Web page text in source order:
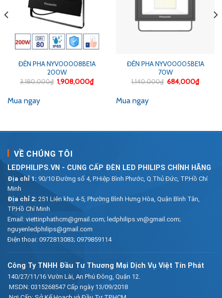
ĐÈN PHA NYV00008BE1A
200W
3,180,000₫ Giá
gốc
1,908,000₫Giá
hiện
Mua ngay
ĐÈN PHA NYV00005BE1A
70W
1,140,000₫ Giá
684,000₫Giá
hiện
Mua ngay
VỀ CHÚNG TÔI
LEDPHILIPS.VN - CUNG CẤP ĐÈN LED PHILIPS CHÍNH HÃNG
Địa chỉ 1: 90/10 Đường số 4, P.Hiệp Bình Phước, Q.Thủ Đức, TP.Hồ Chí
Minh
Địa chỉ 2: 251 Liên khu 4-5, Phường Bình Hưng Hòa, Quận Bình Tân,
TP.Hồ Chí Minh
Email: viettinphathcm@gmail.com; ledphilips.vn@gmail.com;
nguyenledphilips@gmail.com
Điện thoại: 0972813083; 0979859114
Công Ty TNHH Đầu Tư Thương Mại Dịch Vụ Việt Tín Phát
140/27/11/16 Vườn Lài, An Phú Đông, Quận 12.
MSDN: 0315268547 Cấp ngày 13/09/2018